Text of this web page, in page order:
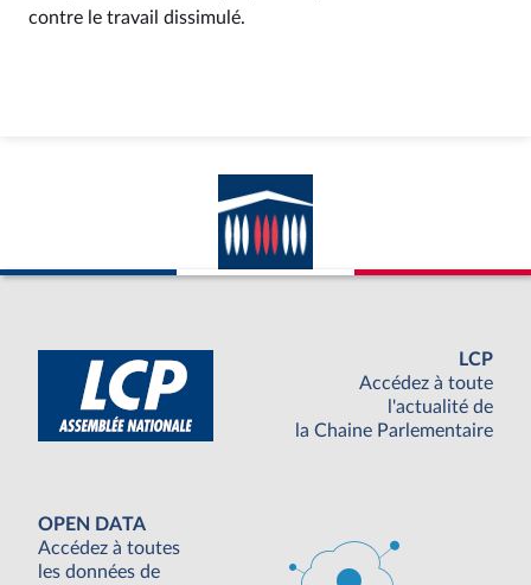
contre le travail dissimulé.
LCP
Accédez à toute
l'actualité de
la Chaine Parlementaire
OPEN DATA
Accédez à toutes
les données de